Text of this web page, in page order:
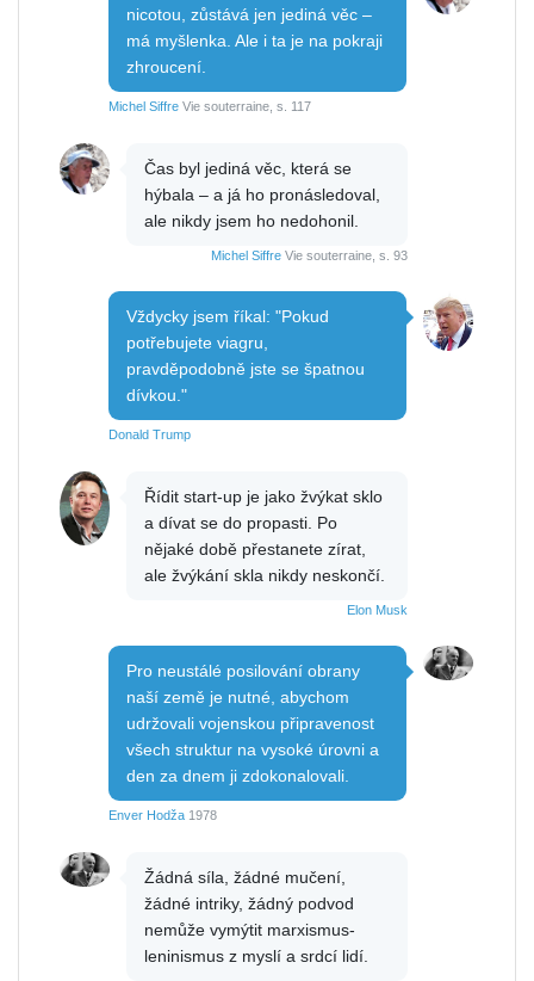
nicotou, zůstává jen jediná věc –
má myšlenka. Ale i ta je na pokraji
zhroucení.
Michel Siffre Vie souterraine, s. 117
Čas byl jediná věc, která se
hýbala – a já ho pronásledoval,
ale nikdy jsem ho nedohonil.
Michel Siffre Vie souterraine, s. 93
Vždycky jsem říkal: "Pokud
potřebujete viagru,
pravděpodobně jste se špatnou
dívkou."
Donald Trump
Řídit start-up je jako žvýkat sklo
a dívat se do propasti. Po
nějaké době přestanete zírat,
ale žvýkání skla nikdy neskončí.
Elon Musk
Pro neustálé posilování obrany
naší země je nutné, abychom
udržovali vojenskou připravenost
všech struktur na vysoké úrovni a
den za dnem ji zdokonalovali.
Enver Hodža 1978
Žádná síla, žádné mučení,
žádné intriky, žádný podvod
nemůže vymýtit marxismus-
leninismus z myslí a srdcí lidí.